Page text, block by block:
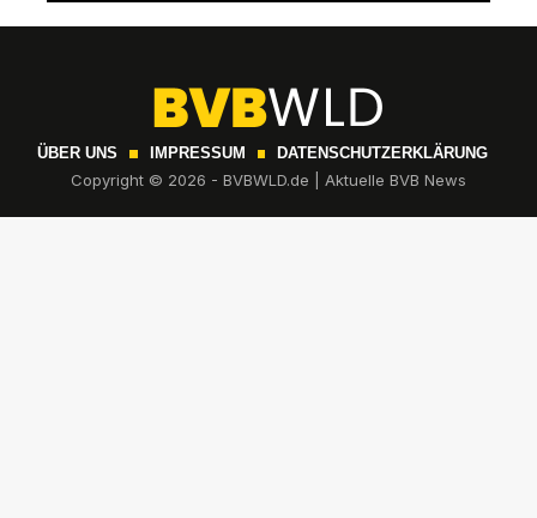
ÜBER UNS IMPRESSUM DATENSCHUTZERKLÄRUNG
Copyright © 2026 - BVBWLD.de | Aktuelle BVB News